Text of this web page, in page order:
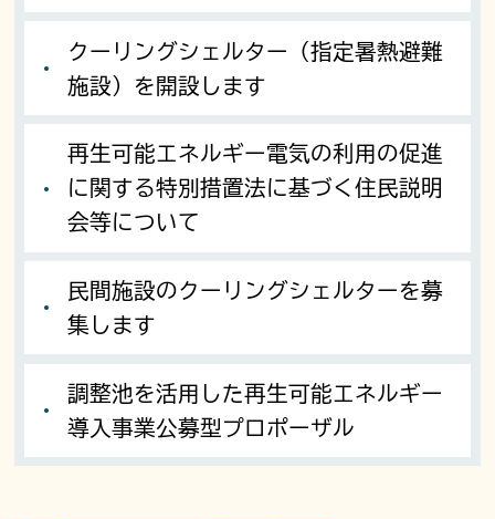
クーリングシェルター（指定暑熱避難
施設）を開設します
再生可能エネルギー電気の利用の促進
に関する特別措置法に基づく住民説明
会等について
民間施設のクーリングシェルターを募
集します
調整池を活用した再生可能エネルギー
導入事業公募型プロポーザル